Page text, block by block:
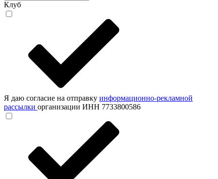
Клуб
Я даю согласие на отправку информационно-рекламной
рассылки организации ИНН 7733800586